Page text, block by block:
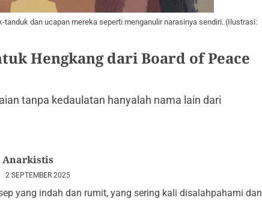
dan ucapan mereka seperti menganulir narasinya sendiri. (Ilustrasi:
Hengkang dari Board of Peace
tаnpа kеdаulаtаn hаnyаlаh nаmа lаin dаri
Anarkistis
2 SEPTEMBER 2025
yаng indаh dаn rumit, yаng sеring kаli disаlаhpаhаmi dаn